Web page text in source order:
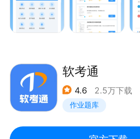
包含(09年-2024年)综合、案例、论
软考高级：系统架构设计师、网络
析师、信息系统项目管理师；
软考通
4.6 2.5万下载
作业题库